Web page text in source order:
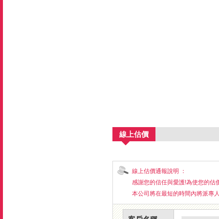
線上估價
線上估價通報說明 ：
感謝您的信任與愛護!為使您的估
本公司將在最短的時間內將派專